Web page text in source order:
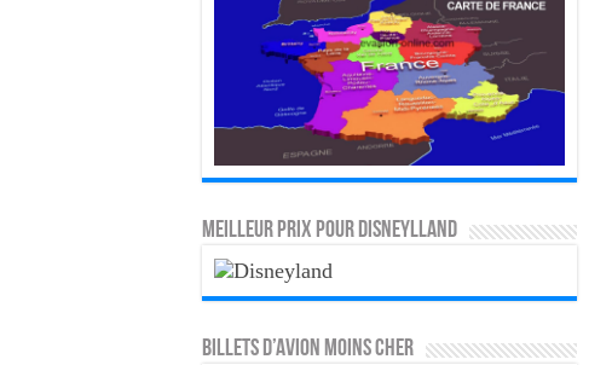
MEILLEUR PRIX POUR DISNEYLLAND
Billets d’avion moins cher